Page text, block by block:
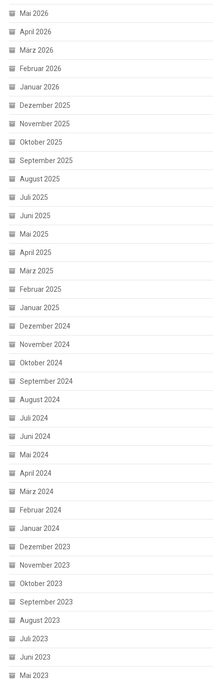
Mai 2026
April 2026
März 2026
Februar 2026
Januar 2026
Dezember 2025
November 2025
Oktober 2025
September 2025
August 2025
Juli 2025
Juni 2025
Mai 2025
April 2025
März 2025
Februar 2025
Januar 2025
Dezember 2024
November 2024
Oktober 2024
September 2024
August 2024
Juli 2024
Juni 2024
Mai 2024
April 2024
März 2024
Februar 2024
Januar 2024
Dezember 2023
November 2023
Oktober 2023
September 2023
August 2023
Juli 2023
Juni 2023
Mai 2023